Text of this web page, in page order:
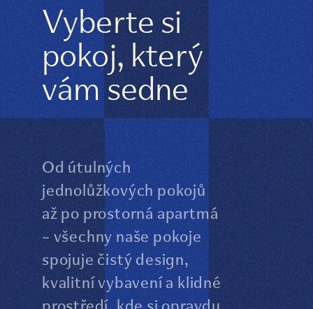
Vyberte si
pokoj, který
vám sedne
Od útulných
jednolůžkových pokojů
až po prostorná apartmá
– všechny naše pokoje
spojuje čistý design,
kvalitní vybavení a klidné